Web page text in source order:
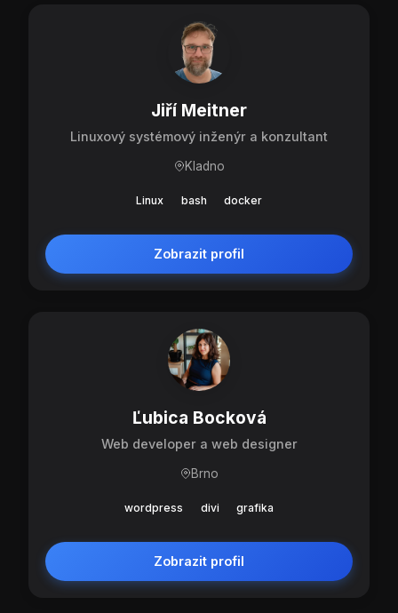
Jiří Meitner
Linuxový systémový inženýr a konzultant
Kladno
Linux bash docker
Zobrazit profil
Ľubica Bocková
Web developer a web designer
Brno
wordpress divi grafika
Zobrazit profil